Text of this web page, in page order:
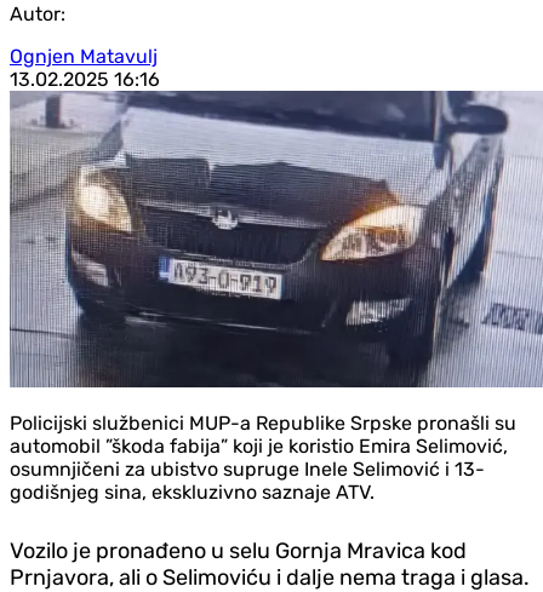
Autor:
Ognjen Matavulj
13.02.2025 16:16
Policijski službenici MUP-a Republike Srpske pronašli su
automobil ”škoda fabija” koji je koristio Emira Selimović,
osumnjičeni za ubistvo supruge Inele Selimović i 13-
godišnjeg sina, ekskluzivno saznaje ATV.
Vozilo je pronađeno u selu Gornja Mravica kod
Prnjavora, ali o Selimoviću i dalje nema traga i glasa.